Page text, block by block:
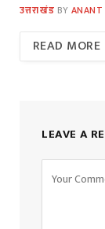
उत्तराखंड BY ANANT
READ MORE
LEAVE A